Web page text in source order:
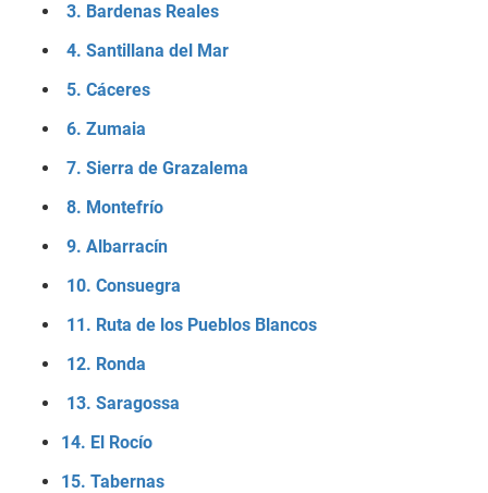
3. Bardenas Reales
4. Santillana del Mar
5. Cáceres
6. Zumaia
7. Sierra de Grazalema
8. Montefrío
9. Albarracín
10. Consuegra
11. Ruta de los Pueblos Blancos
12. Ronda
13. Saragossa
14. El Rocío
15. Tabernas